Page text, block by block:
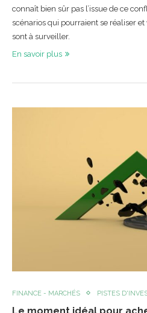
connaît bien sûr pas l’issue de ce
scénarios qui pourraient se réaliser
sont à surveiller.
En savoir plus
FINANCE - MARCHÉS PISTES